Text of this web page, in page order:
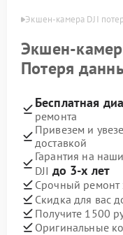
Экшен-камера DJI
Экшен-
Потеря
Бесплатная
ремонта
Привезем и
доставкой
Гарантия на
DJI до 3-х лет
Срочный ремонт
Скидка для вас
Получите 1500
Оригинальные